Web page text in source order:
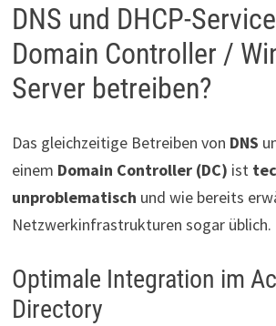
DNS und DHCP-
Domain Controller /
Server betreiben?
Das gleichzeitige Betreiben von DNS
einem Domain Controller (DC) ist
unproblematisch und wie bereits
Netzwerkinfrastrukturen sogar üblich.
Optimale Integration im
Directory